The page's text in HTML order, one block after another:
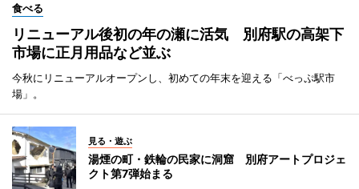
食べる
リニューアル後初の年の瀬に活気 別府駅の高架下
市場に正月用品など並ぶ
今秋にリニューアルオープンし、初めての年末を迎える「べっぷ駅市
場」。
見る・遊ぶ
湯煙の町・鉄輪の民家に洞窟 別府アートプロジェ
クト第7弾始まる